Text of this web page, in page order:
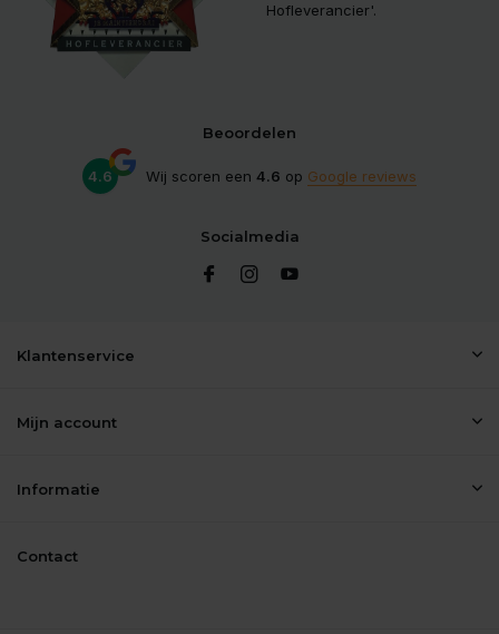
Hofleverancier'.
Beoordelen
4.6 Wij scoren een 4.6 op Google reviews
Socialmedia
Klantenservice
Mijn account
Informatie
Contact